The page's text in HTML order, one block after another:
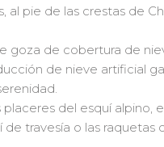
al pie de las crestas de
goza de cobertura de
de nieve artificial
del esquí alpino,
de travesía o las raquetas